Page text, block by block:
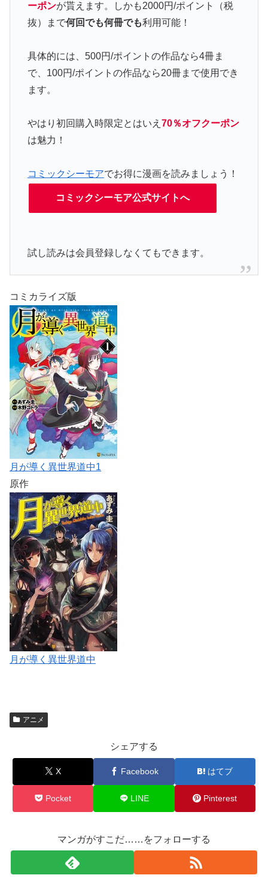
ーポンが貰えます。しかも2000円/ポイント（税
抜）まで何回でも何冊でも利用可能！
具体的には、500円/ポイントの作品なら4冊ま
で、100円/ポイントの作品なら20冊まで使用でき
ます。
やはり初回購入時限定とはいえ 70％オフクーポン
は魅力！
コミックシーモアでお得に漫画を読みましょう！
コミックシーモア公式サイトへ
試し読みは会員登録しなくてもできます。
コミカライズ版
月が導く異世界道中1
原作
月が導く異世界道中
アニメ
シェアする
X Facebook はてブ
Pocket LINE Pinterest
マンガがすこだ……をフォローする